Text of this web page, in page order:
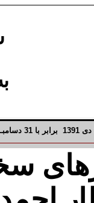
دی 1391 برابر با 31